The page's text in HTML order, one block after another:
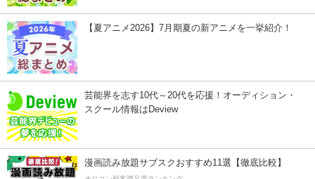
【夏アニメ2026】7月期夏の新アニメを一挙紹介！
芸能界を志す10代～20代を応援！オーディション・
スクール情報はDeview
漫画読み放題サブスクおすすめ11選【徹底比較】